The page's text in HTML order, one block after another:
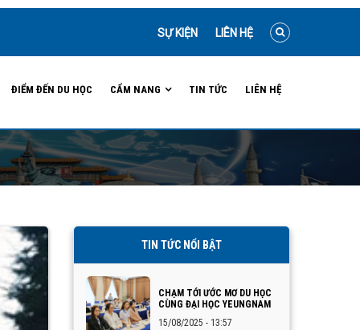
SỰ KIỆN LIÊN HỆ
ĐIỂM ĐẾN DU HỌC CẨM NANG TIN TỨC LIÊN HỆ
TIN TỨC NỔI BẬT
CHẠM TỚI ƯỚC MƠ DU HỌC
CÙNG ĐẠI HỌC YEUNGNAM
15/08/2025 - 13:57